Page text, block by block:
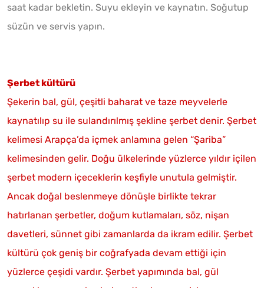
saat kadar bekletin. Suyu ekleyin ve kaynatın. Soğutup
süzün ve servis yapın.
Şerbet kültürü
Şekerin bal, gül, çeşitli baharat ve taze meyvelerle
kaynatılıp su ile sulandırılmış şekline şerbet denir. Şerbet
kelimesi Arapça’da içmek anlamına gelen “Şariba”
kelimesinden gelir. Doğu ülkelerinde yüzlerce yıldır içilen
şerbet modern içeceklerin keşfiyle unutula gelmiştir.
Ancak doğal beslenmeye dönüşle birlikte tekrar
hatırlanan şerbetler, doğum kutlamaları, söz, nişan
davetleri, sünnet gibi zamanlarda da ikram edilir. Şerbet
kültürü çok geniş bir coğrafyada devam ettiği için
yüzlerce çeşidi vardır. Şerbet yapımında bal, gül